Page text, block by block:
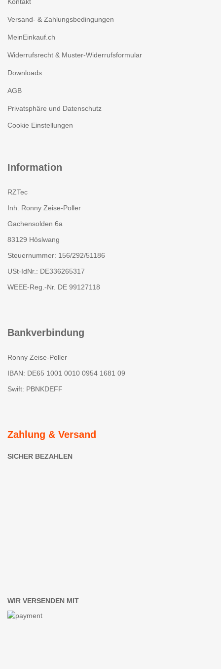
Versand- & Zahlungsbedingungen
MeinEinkauf.ch
Widerrufsrecht & Muster-Widerrufsformular
Downloads
AGB
Privatsphäre und Datenschutz
Cookie Einstellungen
Information
RZTec
Inh. Ronny Zeise-Poller
Gachensolden 6a
83129 Höslwang
Steuernummer: 156/292/51186
USt-IdNr.: DE336265317
WEEE-Reg.-Nr. DE 99127118
Bankverbindung
Ronny Zeise-Poller
IBAN: DE65 1001 0010 0954 1681 09
Swift: PBNKDEFF
Zahlung & Versand
SICHER BEZAHLEN
WIR VERSENDEN MIT